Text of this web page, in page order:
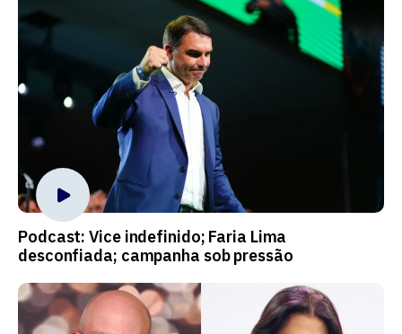
Podcast: Vice indefinido; Faria Lima
desconfiada; campanha sob pressão